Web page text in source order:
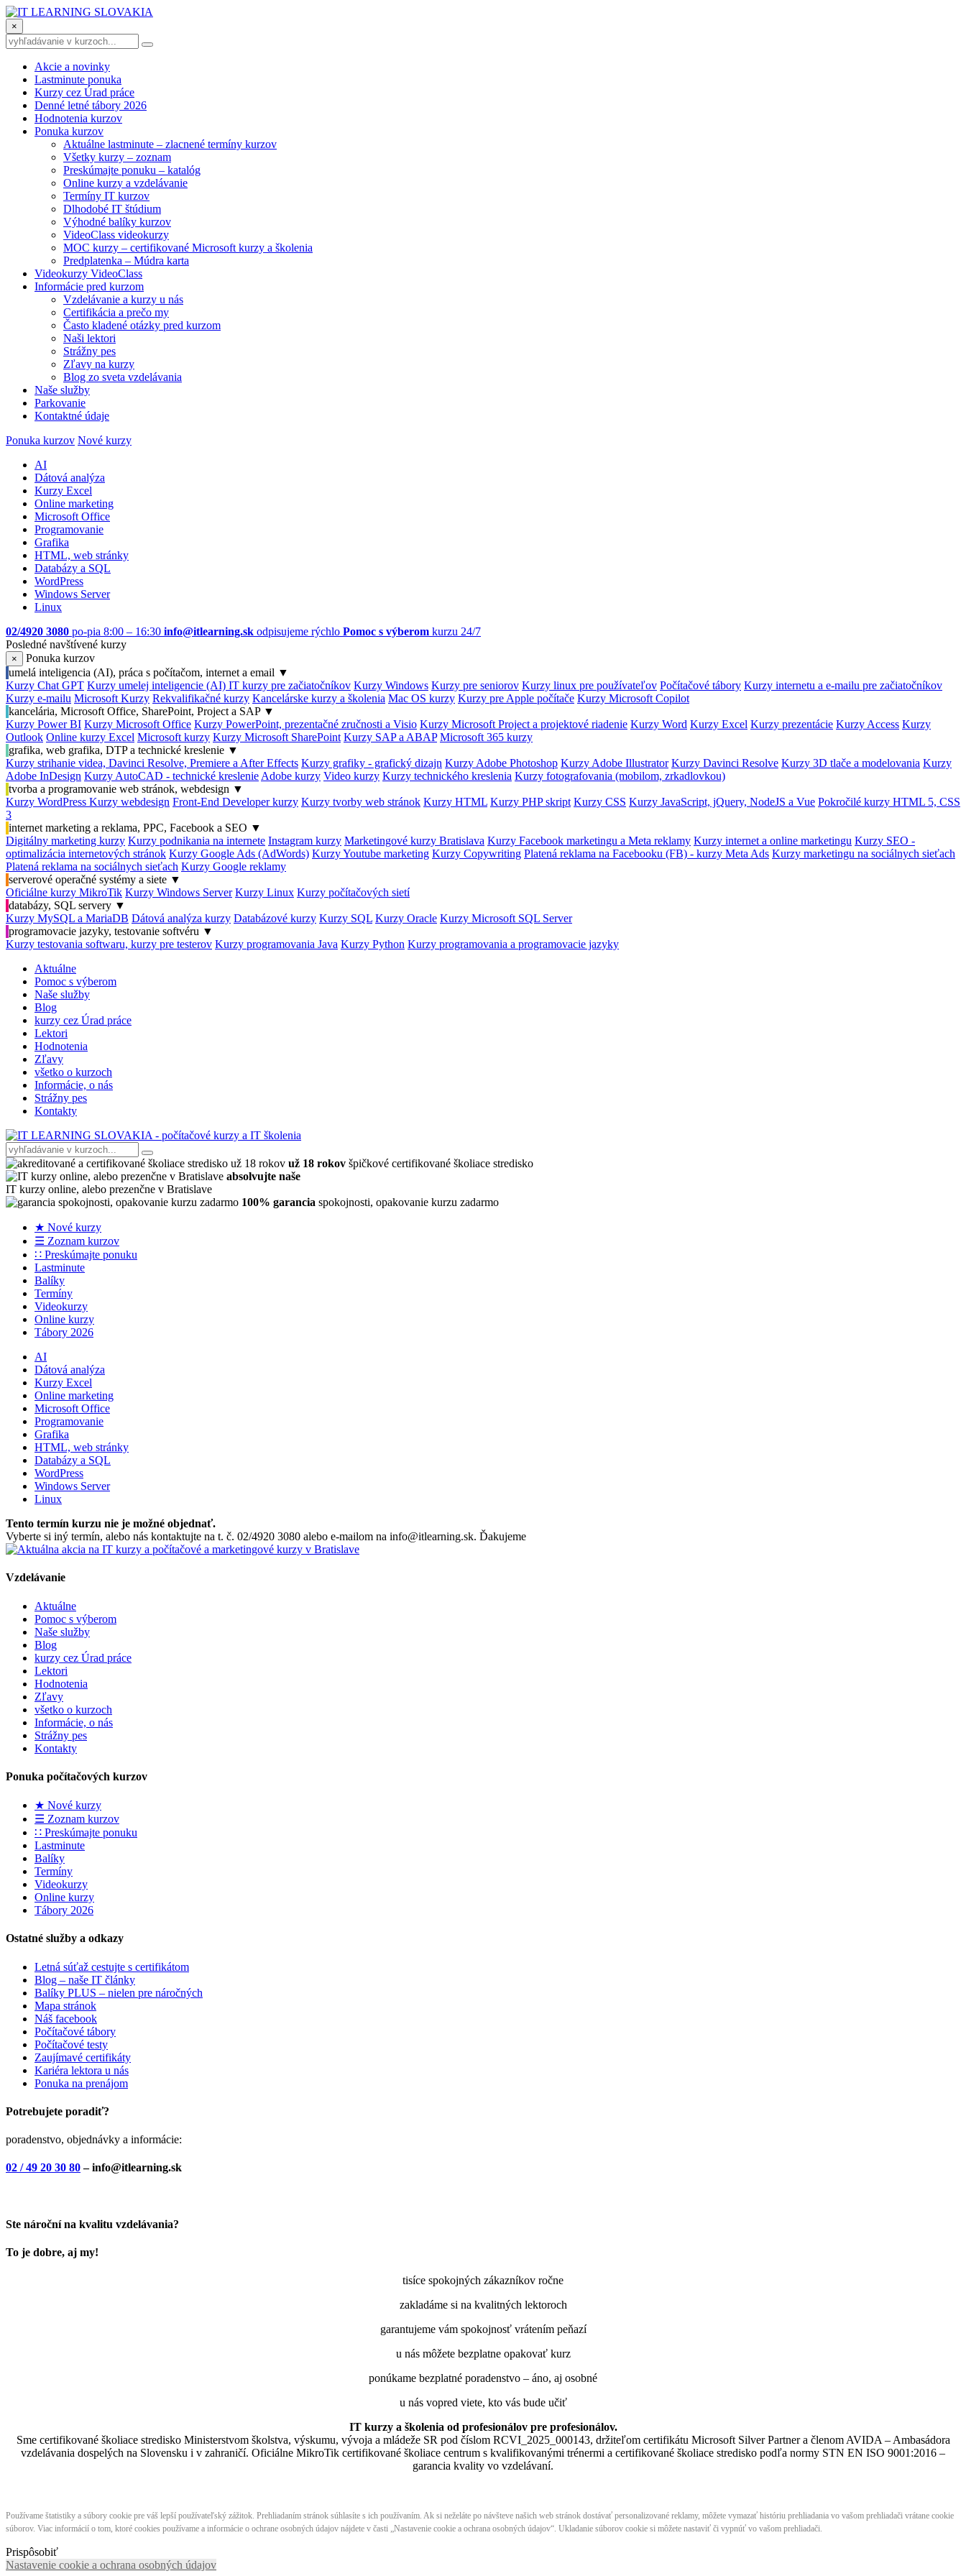
×
Akcie a novinky
Lastminute ponuka
Kurzy cez Úrad práce
Denné letné tábory 2026
Hodnotenia kurzov
Ponuka kurzov
Aktuálne lastminute – zlacnené termíny kurzov
Všetky kurzy – zoznam
Preskúmajte ponuku – katalóg
Online kurzy a vzdelávanie
Termíny IT kurzov
Dlhodobé IT štúdium
Výhodné balíky kurzov
VideoClass videokurzy
MOC kurzy – certifikované Microsoft kurzy a školenia
Predplatenka – Múdra karta
Videokurzy VideoClass
Informácie pred kurzom
Vzdelávanie a kurzy u nás
Certifikácia a prečo my
Často kladené otázky pred kurzom
Naši lektori
Strážny pes
Zľavy na kurzy
Blog zo sveta vzdelávania
Naše služby
Parkovanie
Kontaktné údaje
Ponuka kurzov Nové kurzy
AI
Dátová analýza
Kurzy Excel
Online marketing
Microsoft Office
Programovanie
Grafika
HTML, web stránky
Databázy a SQL
WordPress
Windows Server
Linux
02/4920 3080 po-pia 8:00 – 16:30 info@itlearning.sk odpisujeme rýchlo Pomoc s výberom kurzu 24/7
Posledné navštívené kurzy
×
Ponuka kurzov
umelá inteligencia (AI), práca s počítačom, internet a email ▼
Kurzy Chat GPT Kurzy umelej inteligencie (AI) IT kurzy pre začiatočníkov Kurzy Windows Kurzy pre seniorov Kurzy linux pre používateľov Počítačové tábory Kurzy internetu a e-mailu pre začiatočníkov
Kurzy e-mailu Microsoft Kurzy Rekvalifikačné kurzy Kancelárske kurzy a školenia Mac OS kurzy Kurzy pre Apple počítače Kurzy Microsoft Copilot
kancelária, Microsoft Office, SharePoint, Project a SAP ▼
Kurzy Power BI Kurzy Microsoft Office Kurzy PowerPoint, prezentačné zručnosti a Visio Kurzy Microsoft Project a projektové riadenie Kurzy Word Kurzy Excel Kurzy prezentácie Kurzy Access Kurzy
Outlook Online kurzy Excel Microsoft kurzy Kurzy Microsoft SharePoint Kurzy SAP a ABAP Microsoft 365 kurzy
grafika, web grafika, DTP a technické kreslenie ▼
Kurzy strihanie videa, Davinci Resolve, Premiere a After Effects Kurzy grafiky - grafický dizajn Kurzy Adobe Photoshop Kurzy Adobe Illustrator Kurzy Davinci Resolve Kurzy 3D tlače a modelovania Kurzy
Adobe InDesign Kurzy AutoCAD - technické kreslenie Adobe kurzy Video kurzy Kurzy technického kreslenia Kurzy fotografovania (mobilom, zrkadlovkou)
tvorba a programovanie web stránok, webdesign ▼
Kurzy WordPress Kurzy webdesign Front-End Developer kurzy Kurzy tvorby web stránok Kurzy HTML Kurzy PHP skript Kurzy CSS Kurzy JavaScript, jQuery, NodeJS a Vue Pokročilé kurzy HTML 5, CSS
3
internet marketing a reklama, PPC, Facebook a SEO ▼
Digitálny marketing kurzy Kurzy podnikania na internete Instagram kurzy Marketingové kurzy Bratislava Kurzy Facebook marketingu a Meta reklamy Kurzy internet a online marketingu Kurzy SEO -
optimalizácia internetových stránok Kurzy Google Ads (AdWords) Kurzy Youtube marketing Kurzy Copywriting Platená reklama na Facebooku (FB) - kurzy Meta Ads Kurzy marketingu na sociálnych sieťach
Platená reklama na sociálnych sieťach Kurzy Google reklamy
serverové operačné systémy a siete ▼
Oficiálne kurzy MikroTik Kurzy Windows Server Kurzy Linux Kurzy počítačových sietí
databázy, SQL servery ▼
Kurzy MySQL a MariaDB Dátová analýza kurzy Databázové kurzy Kurzy SQL Kurzy Oracle Kurzy Microsoft SQL Server
programovacie jazyky, testovanie softvéru ▼
Kurzy testovania softwaru, kurzy pre testerov Kurzy programovania Java Kurzy Python Kurzy programovania a programovacie jazyky
Aktuálne
Pomoc s výberom
Naše služby
Blog
kurzy cez Úrad práce
Lektori
Hodnotenia
Zľavy
všetko o kurzoch
Informácie, o nás
Strážny pes
Kontakty
už 18 rokov špičkové certifikované školiace stredisko
absolvujte naše
IT kurzy online, alebo prezenčne v Bratislave
100% garancia spokojnosti, opakovanie kurzu zadarmo
★ Nové kurzy
☰ Zoznam kurzov
∷ Preskúmajte ponuku
Lastminute
Balíky
Termíny
Videokurzy
Online kurzy
Tábory 2026
AI
Dátová analýza
Kurzy Excel
Online marketing
Microsoft Office
Programovanie
Grafika
HTML, web stránky
Databázy a SQL
WordPress
Windows Server
Linux
Tento termín kurzu nie je možné objednať.
Vyberte si iný termín, alebo nás kontaktujte na t. č. 02/4920 3080 alebo e-mailom na info@itlearning.sk. Ďakujeme
Vzdelávanie
Aktuálne
Pomoc s výberom
Naše služby
Blog
kurzy cez Úrad práce
Lektori
Hodnotenia
Zľavy
všetko o kurzoch
Informácie, o nás
Strážny pes
Kontakty
Ponuka počítačových kurzov
★ Nové kurzy
☰ Zoznam kurzov
∷ Preskúmajte ponuku
Lastminute
Balíky
Termíny
Videokurzy
Online kurzy
Tábory 2026
Ostatné služby a odkazy
Letná súťaž cestujte s certifikátom
Blog – naše IT články
Balíky PLUS – nielen pre náročných
Mapa stránok
Náš facebook
Počítačové tábory
Počítačové testy
Zaujímavé certifikáty
Kariéra lektora u nás
Ponuka na prenájom
Potrebujete poradiť?
poradenstvo, objednávky a informácie:
02 / 49 20 30 80– info@itlearning.sk
Ste nároční na kvalitu vzdelávania?
To je dobre, aj my!
tisíce spokojných zákazníkov ročne
zakladáme si na kvalitných lektoroch
garantujeme vám spokojnosť vrátením peňazí
u nás môžete bezplatne opakovať kurz
ponúkame bezplatné poradenstvo – áno, aj osobné
u nás vopred viete, kto vás bude učiť
IT kurzy a školenia od profesionálov pre profesionálov.
Sme certifikované školiace stredisko Ministerstvom školstva, výskumu, vývoja a mládeže SR pod číslom RCVI_2025_000143, držiteľom certifikátu Microsoft Silver Partner a členom AVIDA – Ambasádora
vzdelávania dospelých na Slovensku i v zahraničí.​​​​​​​​​​​​​​​​ Oficiálne MikroTik certifikované školiace centrum s kvalifikovanými trénermi ​​​​​​​​​​a certifikované školiace stredisko podľa normy STN EN ISO 9001:2016 –
garancia kvality vo vzdelávaní.
Používame štatistiky a súbory cookie pre váš lepší používateľský zážitok. Prehliadaním stránok súhlasíte s ich používaním. Ak si neželáte po návšteve našich web stránok dostávať personalizované reklamy, môžete vymazať históriu prehliadania vo vašom prehliadači vrátane cookie
súborov. Viac informácií o tom, ktoré cookies používame a informácie o ochrane osobných údajov nájdete v časti „Nastavenie cookie a ochrana osobných údajov“. Ukladanie súborov cookie si môžete nastaviť či vypnúť vo vašom prehliadači.
Prispôsobiť
Nastavenie cookie a ochrana osobných údajov